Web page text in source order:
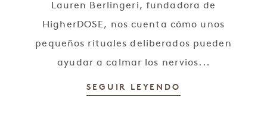
Lauren Berlingeri, fundadora de
HigherDOSE, nos cuenta cómo unos
pequeños rituales deliberados pueden
ayudar a calmar los nervios...
SEGUIR LEYENDO